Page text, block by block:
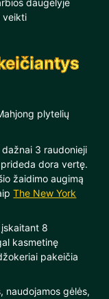
daugelyje
veikti
plytelių
3 raudonieji
dora vertę.
žaidimo augimą
The New York
8
kasmetinę
pakeičia
naudojamos gėlės,